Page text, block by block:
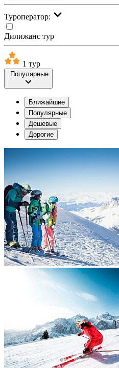
Туроператор:
Дилижанс тур
1 тур
Популярные
Ближайшие
Популярные
Дешевые
Дорогие